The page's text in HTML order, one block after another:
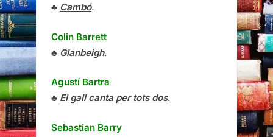
♣ Cambó.
Colin Barrett
♣ Glanbeigh.
Agustí Bartra
♣ El gall canta per tots dos.
Sebastian Barry